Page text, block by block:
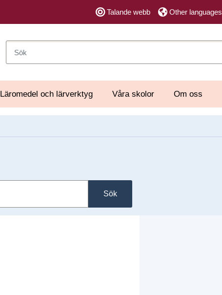
Talande webb Other languages
Läromedel och lärverktyg Våra skolor Om oss
Sök